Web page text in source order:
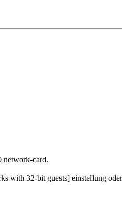
network-card.
32-bit guests] einstellung